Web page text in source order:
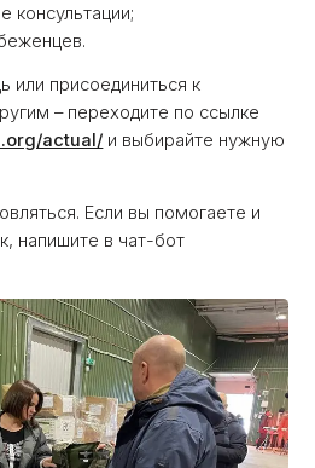
консультации;
или присоединиться к
– переходите по ссылке
actual/ и выбирайте нужную
Если вы помогаете и
напишите в чат-бот